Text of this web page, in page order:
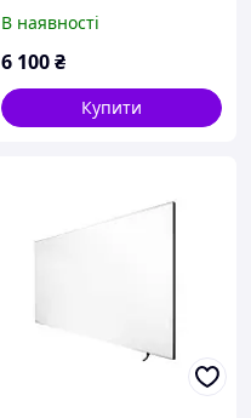
1000/220 White
В наявності
6 100₴
Купити